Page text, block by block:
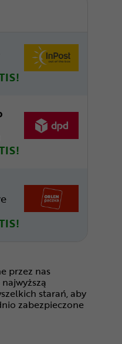
przez nas
starań, aby
zabezpieczone